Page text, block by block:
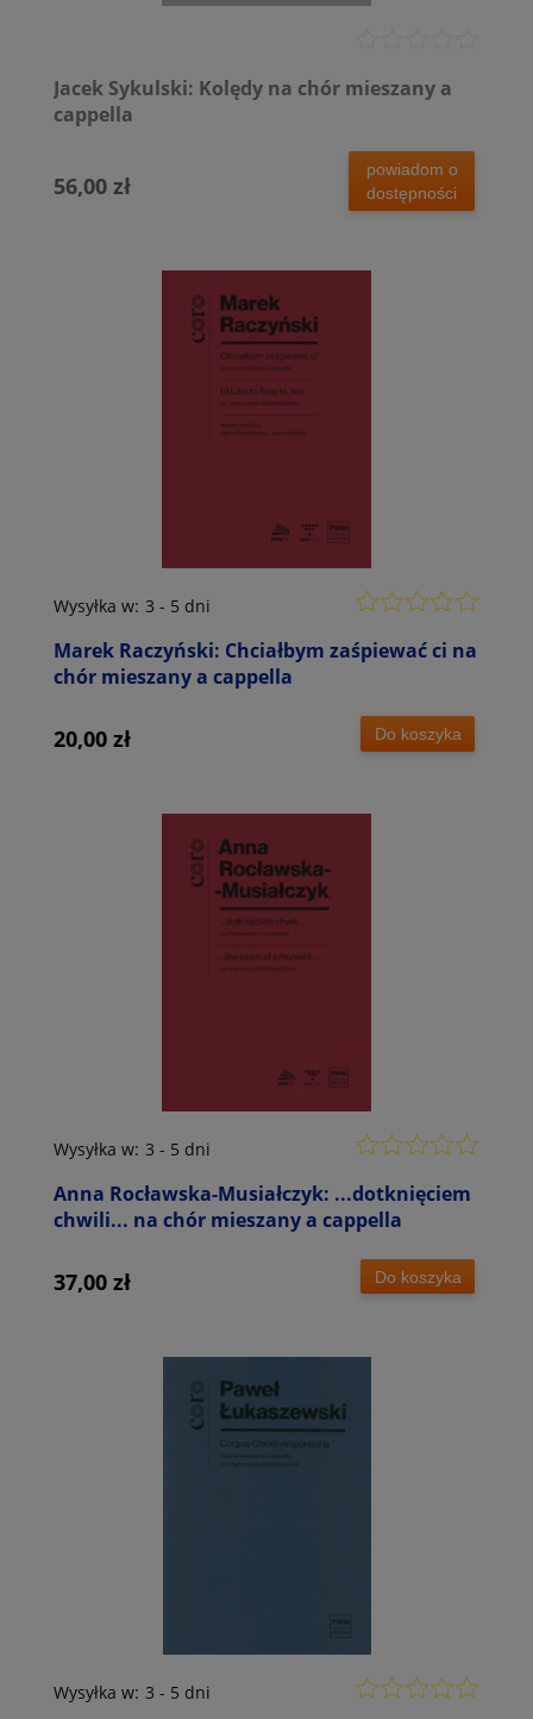
Jacek Sykulski: Kolędy na chór mieszany a
cappella
56,00 zł
powiadom o
dostępności
Marek Raczyński: Chciałbym zaśpiewać ci na
chór mieszany a cappella
Wysyłka w: 3 - 5 dni
20,00 zł Do koszyka
Anna Rocławska-Musiałczyk: ...dotknięciem
chwili... na chór mieszany a cappella
Wysyłka w: 3 - 5 dni
37,00 zł Do koszyka
Wysyłka w: 3 - 5 dni